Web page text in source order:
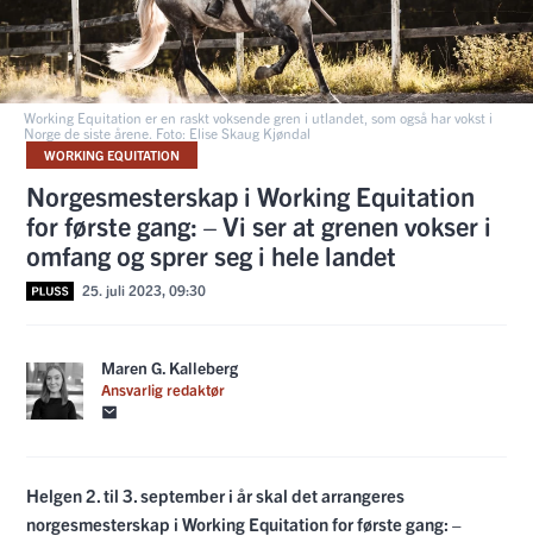
Working Equitation er en raskt voksende gren i utlandet, som også har vokst i
Norge de siste årene. Foto: Elise Skaug Kjøndal
WORKING EQUITATION
Norgesmesterskap i Working Equitation
for første gang: – Vi ser at grenen vokser i
omfang og sprer seg i hele landet
25. juli 2023, 09:30
Maren G. Kalleberg
Ansvarlig redaktør
Helgen 2. til 3. september i år skal det arrangeres
norgesmesterskap i Working Equitation for første gang: –